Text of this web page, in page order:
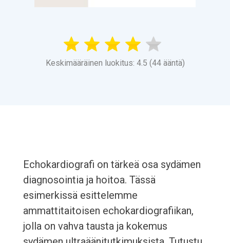
Keskimääräinen luokitus: 4.5 (44 ääntä)
Echokardiografi on tärkeä osa sydämen
diagnosointia ja hoitoa. Tässä
esimerkissä esittelemme
ammattitaitoisen echokardiografiikan,
jolla on vahva tausta ja kokemus